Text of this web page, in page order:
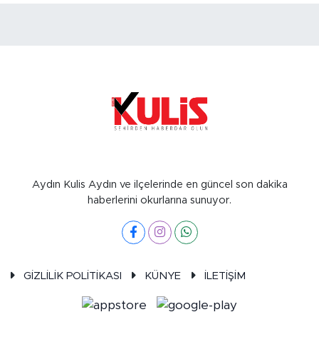
Aydın Kulis Aydın ve ilçelerinde en güncel son dakika
haberlerini okurlarına sunuyor.
GİZLİLİK POLİTİKASI KÜNYE İLETİŞİM